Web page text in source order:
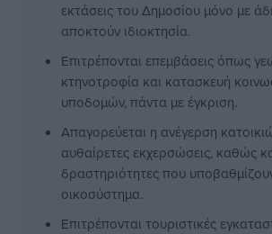
εκτάσεις του Δημοσίου μόνο με
αποκτούν ιδιοκτησία.
Επιτρέπονται επεμβάσεις όπως
κτηνοτροφία και κατασκευή
υποδομών, πάντα με έγκριση.
Απαγορεύεται η ανέγερση
αυθαίρετες εκχερσώσεις, καθώς
δραστηριότητες που
οικοσύστημα.
Επιτρέπονται τουριστικές